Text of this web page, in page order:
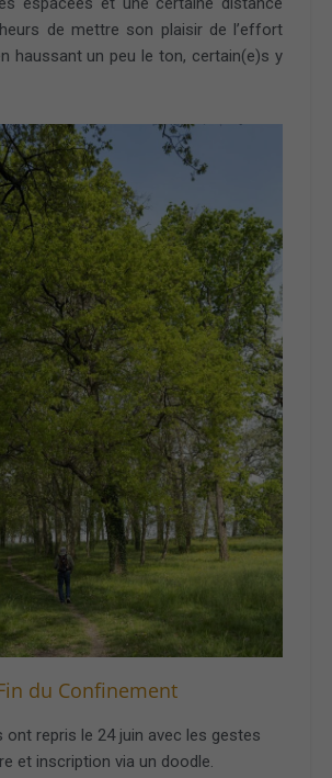
de mettre son plaisir de l’effort
haussant un peu le ton, certain(e)s y
du Confinement
ont repris le 24 juin avec les gestes
et inscription via un doodle.